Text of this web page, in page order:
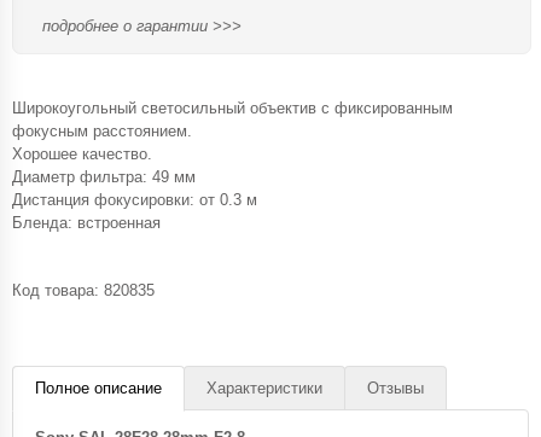
подробнее о гарантии >>>
Широкоугольный светосильный объектив с фиксированным
фокусным расстоянием.
Хорошее качество.
Диаметр фильтра: 49 мм
Дистанция фокусировки: от 0.3 м
Бленда: встроенная
Код товара: 820835
Полное описание Характеристики Отзывы